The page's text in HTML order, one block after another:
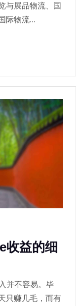
与展品物流、国
际物流...
收益的细
并不容易。毕
只赚几毛，而有